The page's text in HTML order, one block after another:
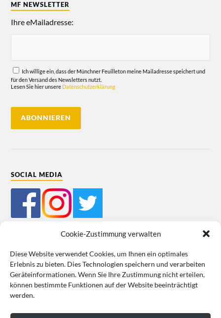
Cookie-Zustimmung verwalten
Diese Website verwendet Cookies, um Ihnen ein optimales
Erlebnis zu bieten. Dies Technologien speichern und verarbeiten
Geräteinformationen. Wenn Sie Ihre Zustimmung nicht erteilen,
können bestimmte Funktionen auf der Website beeinträchtigt
werden.
MF NEWSLETTER
Ihre eMailadresse:
Ich willige ein, dass der Münchner Feuilleton meine Mailadresse speichert und
für den Versand des Newsletters nutzt.
Lesen Sie hier unsere Datenschutzerklärung
SOCIAL MEDIA
Mein Bestellkonto Kundeninformationen Datenschutz
Cookie-Richtlinie (EU) Impressum
VERTRAG WIDERRUFEN